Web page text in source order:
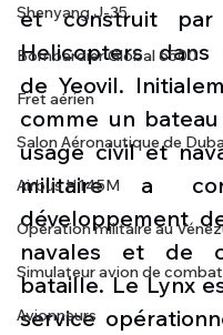
Shenyang J-35
Bombardier Global 6500
Fret aérien
Salon Aéronautique de
Airbus H145M
Opération militaire au
Simulateur avion de combat
Avionneurs
et construit par
Helicopters dans
de Yeovil.
comme un
usage civil et
militaire a
développement
navales et de
bataille. Le Lynx
service